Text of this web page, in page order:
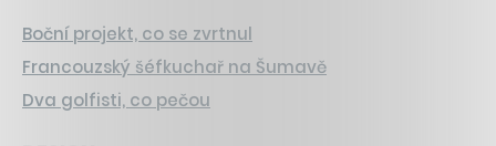
Boční projekt, co se zvrtnul
Francouzský šéfkuchař na Šumavě
Dva golfisti, co pečou